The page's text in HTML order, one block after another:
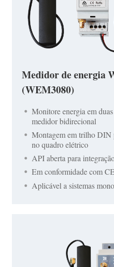
Medidor de energia
(WEM3080)
Monitore energia em
medidor bidirecional
Montagem em trilho DIN
no quadro elétrico
API aberta para
Em conformidade com
Aplicável a sistemas